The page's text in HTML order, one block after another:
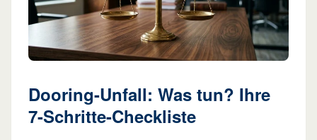
Dooring-Unfall: Was tun? Ihre
7-Schritte-Checkliste